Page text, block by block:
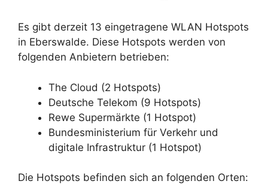
Es gibt derzeit 13 eingetragene WLAN Hotspots
in Eberswalde. Diese Hotspots werden von
folgenden Anbietern betrieben:
The Cloud (2 Hotspots)
Deutsche Telekom (9 Hotspots)
Rewe Supermärkte (1 Hotspot)
Bundesministerium für Verkehr und
digitale Infrastruktur (1 Hotspot)
Die Hotspots befinden sich an folgenden Orten: